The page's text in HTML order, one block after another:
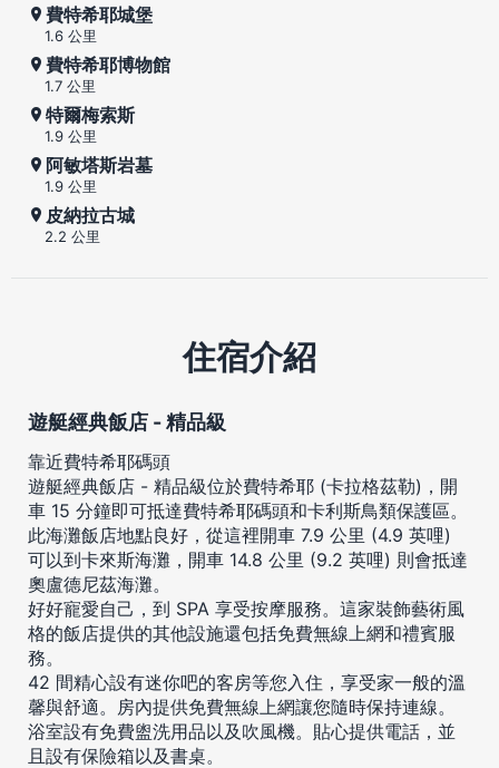
費特希耶城堡
1.6 公里
費特希耶博物館
1.7 公里
特爾梅索斯
1.9 公里
阿敏塔斯岩墓
1.9 公里
皮納拉古城
2.2 公里
住宿介紹
遊艇經典飯店 - 精品級
靠近費特希耶碼頭
遊艇經典飯店 - 精品級位於費特希耶 (卡拉格茲勒)，開
車 15 分鐘即可抵達費特希耶碼頭和卡利斯鳥類保護區。
此海灘飯店地點良好，從這裡開車 7.9 公里 (4.9 英哩)
可以到卡來斯海灘，開車 14.8 公里 (9.2 英哩) 則會抵達
奧盧德尼茲海灘。
好好寵愛自己，到 SPA 享受按摩服務。這家裝飾藝術風
格的飯店提供的其他設施還包括免費無線上網和禮賓服
務。
42 間精心設有迷你吧的客房等您入住，享受家一般的溫
馨與舒適。房內提供免費無線上網讓您隨時保持連線。
浴室設有免費盥洗用品以及吹風機。貼心提供電話，並
且設有保險箱以及書桌。